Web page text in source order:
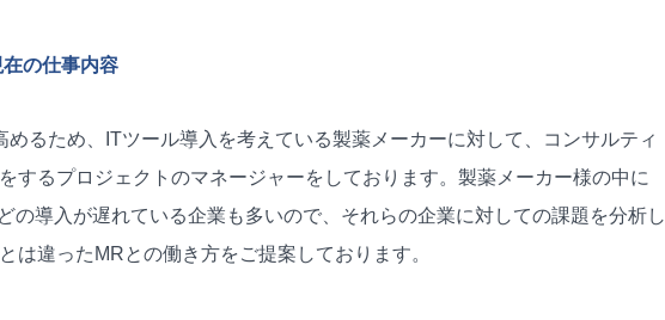
在の仕事内容
めるため、ITツール導入を考えている製薬メーカーに対して、コンサルティ
するプロジェクトのマネージャーをしております。製薬メーカー様の中に
の導入が遅れている企業も多いので、それらの企業に対しての課題を分析し
は違ったMRとの働き方をご提案しております。